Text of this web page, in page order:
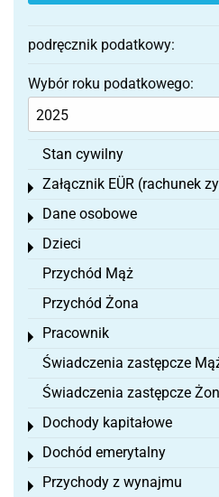
podręcznik podatkowy:
Wybór roku podatkowego:
Stan cywilny
Załącznik EÜR (rachunek
Toggle menu
Dane osobowe
Toggle menu
Dzieci
Toggle menu
Przychód Mąż
Przychód Żona
Pracownik
Toggle menu
Świadczenia zastępcze
Świadczenia zastępcze
Dochody kapitałowe
Toggle menu
Dochód emerytalny
Toggle menu
Przychody z wynajmu
Toggle menu